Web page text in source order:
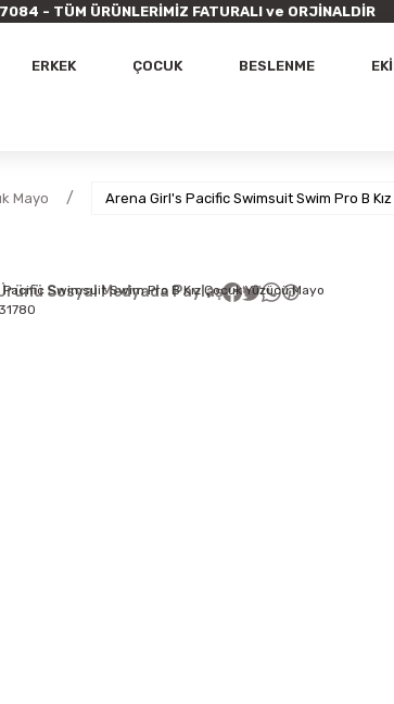
- TÜM ÜRÜNLERİMİZ FATURALI ve ORJİNALDİR
ERKEK ÇOCUK BESLENME
Mayo Arena Girl's Pacific Swimsuit Swim Pro B
Sosyal Medyada Paylaş